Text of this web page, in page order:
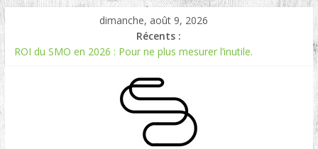
dimanche, août 9, 2026
Récents :
ROI du SMO en 2026 : Pour ne plus mesurer l’inutile.
Experts en Social Listening en France : qui sont les références
Reddit, la brique manquante entre Social Intelligence et AIO
Comment votre e-réputation dépend du social listening et des